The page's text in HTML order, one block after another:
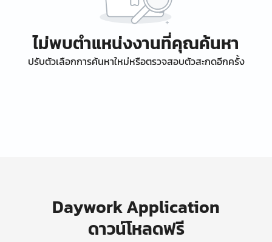
ไม่พบตำแหน่งงานที่คุณค้นหา
ปรับตัวเลือกการค้นหาใหม่หรือตรวจสอบตัวสะกดอีกครั้ง
Daywork Application
ดาวน์โหลดฟรี